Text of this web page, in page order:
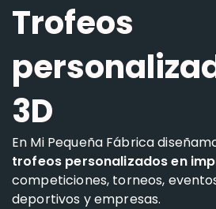
Trofeos
3D
En Mi Pequeña Fábrica
trofeos personalizados en
competiciones, torneos,
deportivos y empresas.